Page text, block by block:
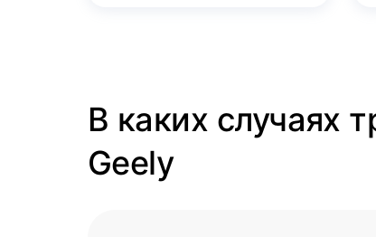
В каких случаях
Geely